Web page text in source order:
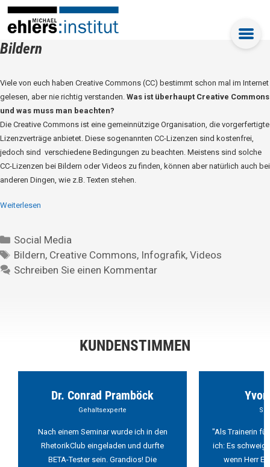
Bildern
Viele von euch haben Creative Commons (CC) bestimmt schon mal im Internet
gelesen, aber nie richtig verstanden. Was ist überhaupt Creative Commons
und was muss man beachten?
Die Creative Commons ist eine gemeinnützige Organisation, die vorgerfertigte
Lizenzverträge anbietet. Diese sogenannten CC-Lizenzen sind kostenfrei,
jedoch sind verschiedene Bedingungen zu beachten. Meistens sind solche
CC-Lizenzen bei Bildern oder Videos zu finden, können aber natürlich auch bei
anderen Dingen, wie z.B. Texten stehen.
Weiterlesen
Social Media
Bildern, Creative Commons, Infografik,Videos
Schreiben Sie einen Kommentar
KUNDENSTIMMEN
Dr. Conrad Pramböck
Gehaltsexperte
Nach einem Seminar wurde ich in den
RhetorikClub eingeladen und durfte
BETA-Tester sein. Grandios! Die
"Als Trainerin
ich: Es
wenn Herr